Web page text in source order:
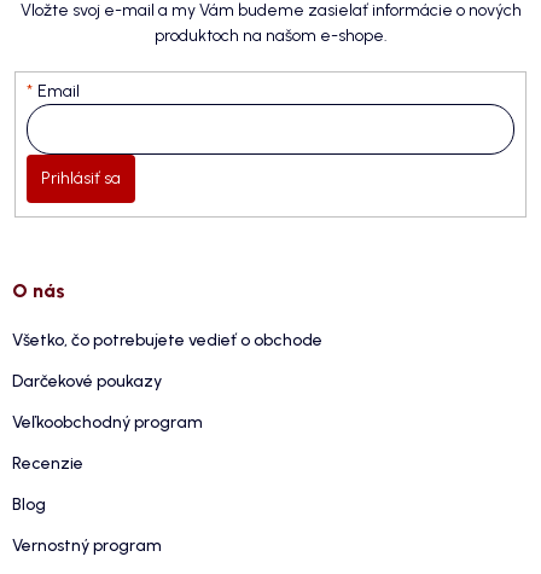
Vložte svoj e-mail a my Vám budeme zasielať informácie o nových
produktoch na našom e-shope.
Email
Prihlásiť sa
O nás
Všetko, čo potrebujete vedieť o obchode
Darčekové poukazy
Veľkoobchodný program
Recenzie
Blog
Vernostný program